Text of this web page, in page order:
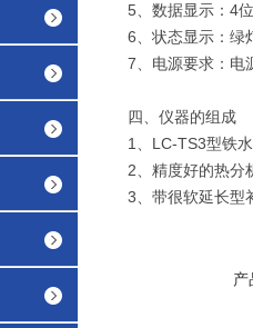
5、数据显示：4
6、状态显示：绿
7、电源要求：电
四、仪器的组成
1、LC-TS3型铁
2、精度好的热分
3、带很软延长型
产